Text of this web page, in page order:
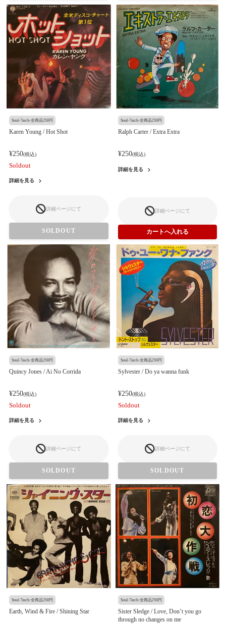
Soul-7inch-全商品250円
Karen Young / Hot Shot
¥250(税込)
Soldout
詳細を見る
詳細ページにて
SOLDOUT
Soul-7inch-全商品250円
Ralph Carter / Extra Extra
¥250(税込)
詳細を見る
詳細ページにて
Soul-7inch-全商品250円
Quincy Jones / Ai No Corrida
¥250(税込)
Soldout
詳細を見る
詳細ページにて
SOLDOUT
Soul-7inch-全商品250円
Sylvester / Do ya wanna funk
¥250(税込)
Soldout
詳細を見る
詳細ページにて
SOLDOUT
Soul-7inch-全商品250円
Earth, Wind & Fire / Shining Star
Soul-7inch-全商品250円
Sister Sledge / Love, Don’t you go
through no changes on me